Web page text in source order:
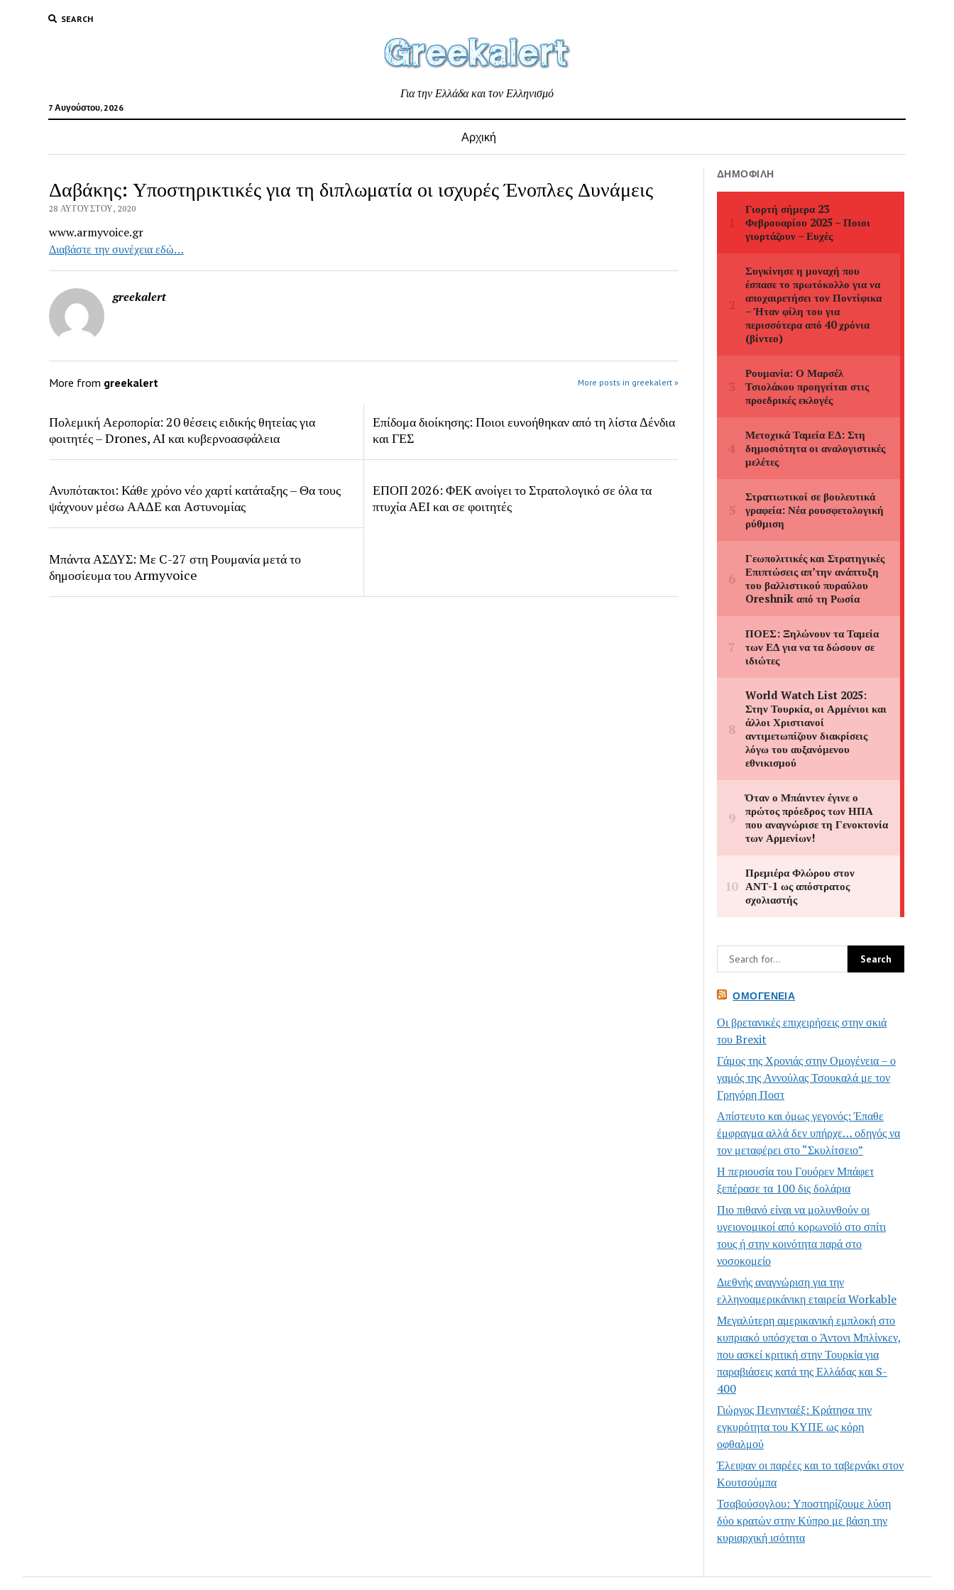
SEARCH
7 Αυγούστου, 2026
Για την Ελλάδα και τον Ελληνισμό
Αρχική
Δαβάκης: Υποστηρικτικές για τη διπλωματία οι ισχυρές Ένοπλες Δυνάμεις
28 ΑΥΓΟΎΣΤΟΥ, 2020
www.armyvoice.gr
Διαβάστε την συνέχεια εδώ…
greekalert
More from greekalert More posts in greekalert »
Πολεμική Αεροπορία: 20 θέσεις ειδικής θητείας για
φοιτητές – Drones, AI και κυβερνοασφάλεια
Επίδομα διοίκησης: Ποιοι ευνοήθηκαν από τη λίστα Δένδια
και ΓΕΣ
Ανυπότακτοι: Κάθε χρόνο νέο χαρτί κατάταξης – Θα τους
ψάχνουν μέσω ΑΑΔΕ και Αστυνομίας
ΕΠΟΠ 2026: ΦΕΚ ανοίγει το Στρατολογικό σε όλα τα
πτυχία ΑΕΙ και σε φοιτητές
Μπάντα ΑΣΔΥΣ: Με C-27 στη Ρουμανία μετά το
δημοσίευμα του Armyvoice
ΔΗΜΟΦΙΛΉ
ΟΜΟΓΈΝΕΙΑ
Οι βρετανικές επιχειρήσεις στην σκιά
του Brexit
Γάμος της Χρονιάς στην Ομογένεια – ο
γαμός της Αννούλας Τσουκαλά με τον
Γρηγόρη Ποστ
Απίστευτο και όμως γεγονός: Έπαθε
έμφραγμα αλλά δεν υπήρχε… οδηγός να
τον μεταφέρει στο “Σκυλίτσειο”
Η περιουσία του Γουόρεν Μπάφετ
ξεπέρασε τα 100 δις δολάρια
Πιο πιθανό είναι να μολυνθούν οι
υγειονομικοί από κορωνοϊό στο σπίτι
τους ή στην κοινότητα παρά στο
νοσοκομείο
Διεθνής αναγνώριση για την
ελληνοαμερικάνικη εταιρεία Workable
Μεγαλύτερη αμερικανική εμπλοκή στο
κυπριακό υπόσχεται ο Άντονι Μπλίνκεν,
που ασκεί κριτική στην Τουρκία για
παραβιάσεις κατά της Ελλάδας και S-
400
Γιώργος Πενηνταέξ: Κράτησα την
εγκυρότητα του ΚΥΠΕ ως κόρη
οφθαλμού
Έλειψαν οι παρέες και το ταβερνάκι στον
Κουτσούμπα
Τσαβούσογλου: Υποστηρίζουμε λύση
δύο κρατών στην Κύπρο με βάση την
κυριαρχική ισότητα